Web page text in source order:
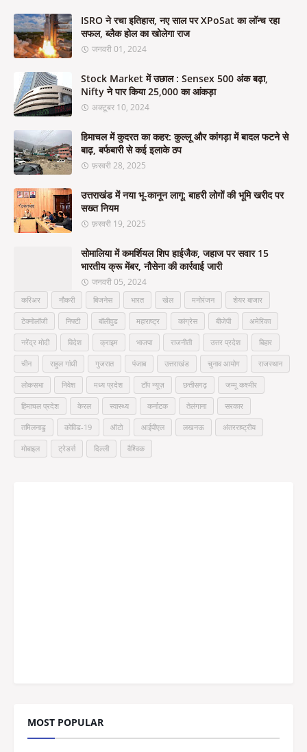
ISRO ने रचा इतिहास, नए साल पर XPoSat का लॉन्च रहा
सफल, ब्लैक होल का खोलेगा राज
जनवरी 01, 2024
Stock Market में उछाल : Sensex 500 अंक बढ़ा,
Nifty ने पार किया 25,000 का आंकड़ा
अक्टूबर 10, 2024
हिमाचल में कुदरत का कहर: कुल्लू और कांगड़ा में बादल फटने से
बाढ़, बर्फबारी से कई इलाके ठप
फ़रवरी 28, 2025
उत्तराखंड में नया भू-कानून लागू: बाहरी लोगों की भूमि खरीद पर
सख्त नियम
फ़रवरी 19, 2025
सोमालिया में कमर्शियल शिप हाईजैक, जहाज पर सवार 15
भारतीय क्रू मेंबर, नौसेना की कार्रवाई जारी
जनवरी 05, 2024
करिअर नौकरी बिजनेस भारत खेल मनोरंजन शेयर बाजार
टेक्नोलॉजी निफ्टी बॉलीवुड महाराष्ट्र कांग्रेस बीजेपी अमेरिका
नरेंद्र मोदी विदेश क्राइम भाजपा राजनीती उत्तर प्रदेश बिहार
चीन राहुल गांधी गुजरात पंजाब उत्तराखंड चुनाव आयोग राजस्थान
लोकसभा निवेश मध्य प्रदेश टॉप न्यूज़ छत्तीसगढ़ जम्मू कश्मीर
हिमाचल प्रदेश केरल स्वास्थ्य कर्नाटक तेलंगाना सरकार
तमिलनाडु कोविड-19 ऑटो आईपीएल लखनऊ अंतरराष्ट्रीय
मोबाइल ट्रेडर्स दिल्ली वैश्विक
MOST POPULAR